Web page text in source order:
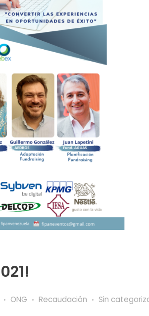
ONG Recaudación
Sin